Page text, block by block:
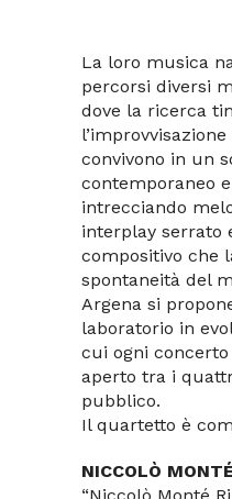
La loro musica
percorsi diversi
dove la ricerca
convivono in un
contemporaneo
intrecciando
interplay serrato
compositivo che
spontaneità del
Argena si
laboratorio in
cui ogni
aperto tra i
pubblico.
Il quartetto è
NICCOLÒ